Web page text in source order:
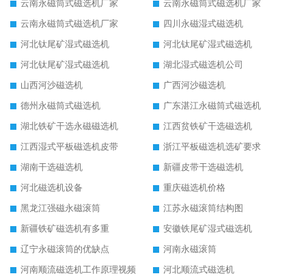
云南永磁筒式磁选机厂家
云南永磁筒式磁选机厂家
云南永磁筒式磁选机厂家
四川永磁湿式磁选机
河北钛尾矿湿式磁选机
河北钛尾矿湿式磁选机
河北钛尾矿湿式磁选机
湖北湿式磁选机公司
山西河沙磁选机
广西河沙磁选机
德州永磁筒式磁选机
广东湛江永磁筒式磁选机
湖北铁矿干选永磁磁选机
江西贫铁矿干选磁选机
江西湿式平板磁选机皮带
浙江平板磁选机选矿要求
湖南干选磁选机
新疆皮带干选磁选机
河北磁选机设备
重庆磁选机价格
黑龙江强磁永磁滚筒
江苏永磁滚筒结构图
新疆铁矿磁选机有多重
安徽铁尾矿湿式磁选机
辽宁永磁滚筒的优缺点
河南永磁滚筒
河南顺流磁选机工作原理视频
河北顺流式磁选机